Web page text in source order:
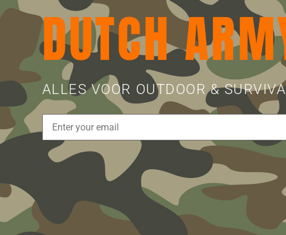
DUTCH
ALLES VOOR OUTDOOR &